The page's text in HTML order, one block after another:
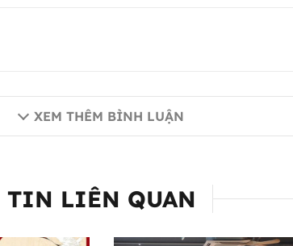
XEM THÊM BÌNH LUẬN
TIN LIÊN QUAN